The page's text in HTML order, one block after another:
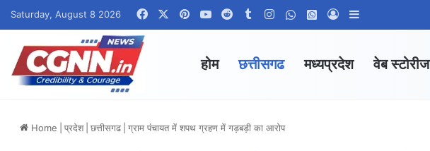
Saturday, August 8 2026 FacebookPinterestYouTubeRedditTumblrInstagramWhatsApp Channel
WhatsApp Group
Log In
होम छत्तीसगढ मध्यप्रदेश वेब स्टोरीज
Home प्रदेश छत्तीसगढ ग्राम पंचायत में शपथ ग्रहण में गड़बड़ी का आरोप